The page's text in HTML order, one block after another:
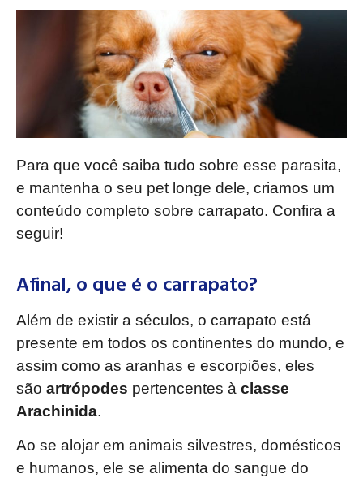
Para que você saiba tudo sobre esse parasita,
e mantenha o seu pet longe dele, criamos um
conteúdo completo sobre carrapato. Confira a
seguir!
Afinal, o que é o carrapato?
Além de existir a séculos, o carrapato está
presente em todos os continentes do mundo, e
assim como as aranhas e escorpiões, eles
são artrópodes pertencentes à classe
Arachinida.
Ao se alojar em animais silvestres, domésticos
e humanos, ele se alimenta do sangue do